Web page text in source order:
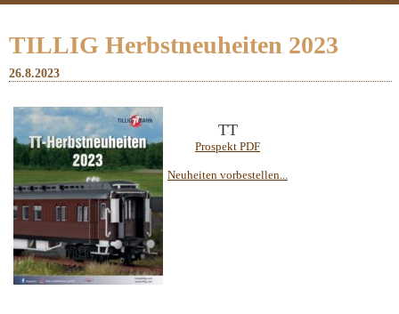
TILLIG Herbstneuheiten 2023
26.8.2023
TT
Prospekt PDF
Neuheiten vorbestellen...